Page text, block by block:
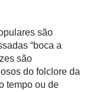
são
“boca a
são
do folclore da
tempo ou de